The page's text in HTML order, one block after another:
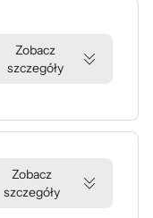
Zobacz
szczegóły
Zobacz
szczegóły